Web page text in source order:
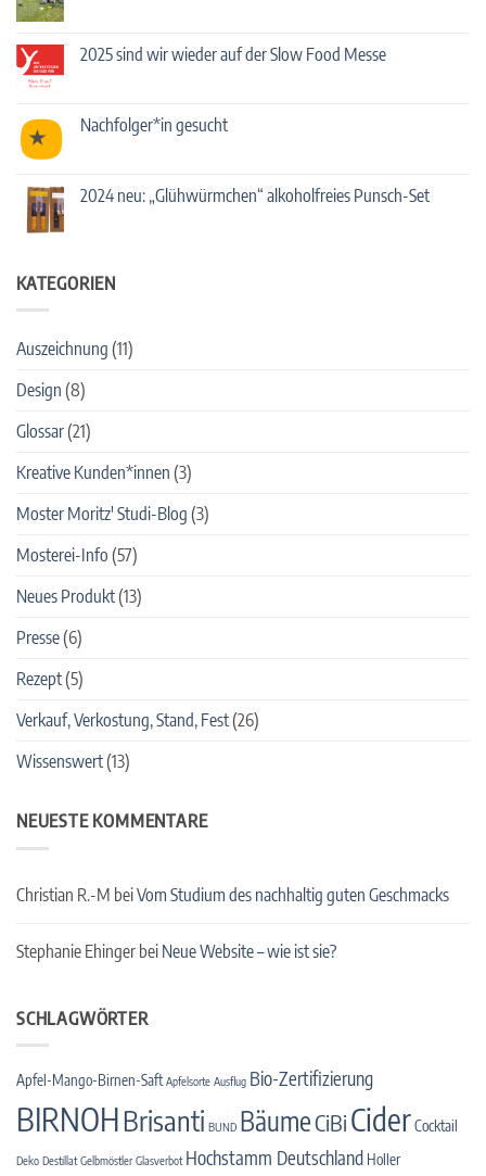
mit
Zwergschafe
beim
2025
2025 sind wir wieder auf der Slow Food Messe
2025
sind
der
Slow
Nachfolger*in gesucht
Nachfolger*in
gesucht
2024 neu: „Glühwürmchen“ alkoholfreies Punsch-Set
neu:
„Glühwürmchen“
KATEGORIEN
Auszeichnung (11)
Design (8)
Glossar(21)
Kreative Kunden*innen (3)
Moster Moritz' Studi-Blog (3)
Mosterei-Info (57)
Neues Produkt(13)
Presse(6)
Rezept(5)
Verkauf, Verkostung, Stand, Fest(26)
Wissenswert(13)
NEUESTE KOMMENTARE
Christian R.-M beiVom Studium des nachhaltig guten Geschmacks
Stephanie Ehinger bei Neue Website – wie ist sie?
SCHLAGWÖRTER
Apfel-Mango-Birnen-Saft Apfelsorte Ausflug Bio-Zertifizierung
BIRNOHBrisanti BUND BäumeCiBi CiderCocktail
Deko Destillat Gelbmöstler Glasverbot Hochstamm Deutschland Holler